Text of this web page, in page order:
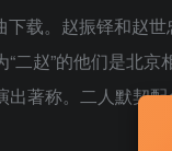
载。赵振铎和赵
二赵”的他们是北
著称。二人默契